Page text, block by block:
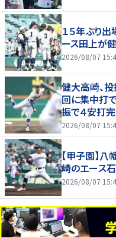
１５年ぶり
ース田上が
2026/08/07
健大高崎、
回に集中打
振で４安打
2026/08/07
【甲子園】
崎のエース
2026/08/07